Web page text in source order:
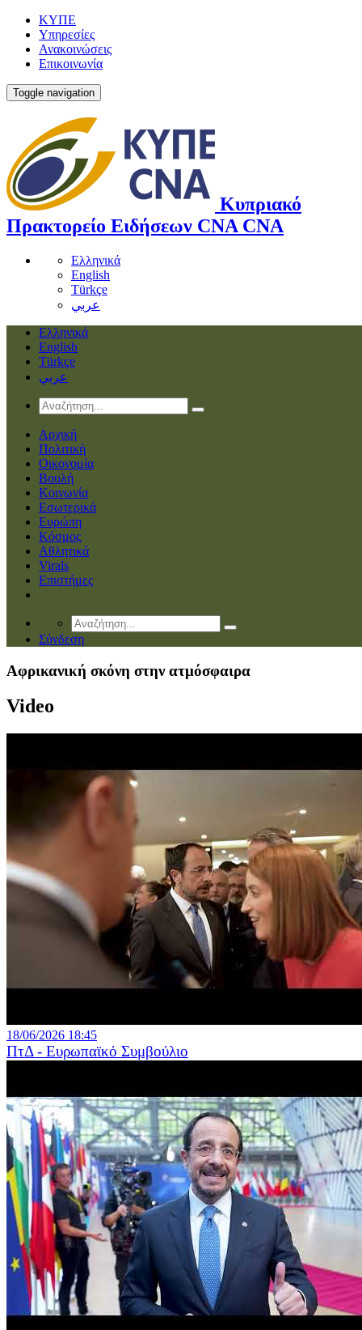
ΚΥΠΕ
Υπηρεσίες
Ανακοινώσεις
Επικοινωνία
Toggle navigation
Κυπριακό
Πρακτορείο Ειδήσεων CNA CNA
Ελληνικά
English
Türkçe
عربي
Ελληνικά
English
Türkçe
عربي
Αρχική
Πολιτική
Οικονομία
Βουλή
Κοινωνία
Εσωτερικά
Ευρώπη
Κόσμος
Αθλητικά
Virals
Επιστήμες
Σύνδεση
Αφρικανική σκόνη στην ατμόσφαιρα
Video
18/06/2026 18:45
ΠτΔ - Ευρωπαϊκό Συμβούλιο